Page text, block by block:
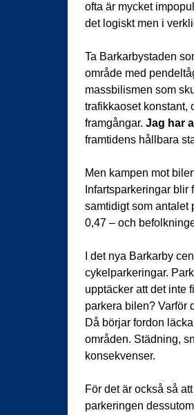
ofta är mycket
det logiskt men i
Ta Barkarbystaden
område med
massbilismen som
trafikkaoset konstant,
framgångar. Jag har
framtidens hållbara
Men kampen mot
Infartsparkeringar
samtidigt som antalet
0,47 – och
I det nya Barkarby
cykelparkeringar.
upptäcker att det inte
parkera bilen? Varför
Då börjar fordon
områden. Städning,
konsekvenser.
För det är också så
parkeringen